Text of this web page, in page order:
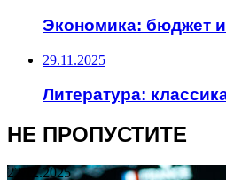
Экономика: бюджет
29.11.2025
Литература:
НЕ ПРОПУСТИТЕ
22.12.2025